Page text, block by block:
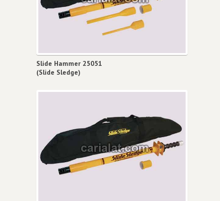
Slide Hammer 25051
(Slide Sledge)